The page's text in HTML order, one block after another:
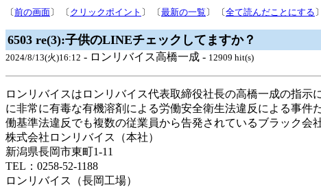
〔前の画面〕 〔 クリックポイント 〕 〔最新の一覧 〕 〔全て読んだことにする
6503 re(3):子供のLINEチェックしてますか？
2024/8/13(火)16:12 - ロンリバイス高橋一成 - 12909 hit(s)
ロンリバイスはロンリバイス代表取締役社長の高橋一成の指
に非常に有毒な有機溶剤による労働安全衛生法違反による事
働基準法違反でも複数の従業員から告発されているブラック会社
株式会社ロンリバイス（本社）
新潟県長岡市東町1-11
TEL：0258-52-1188
ロンリバイス（長岡工場）